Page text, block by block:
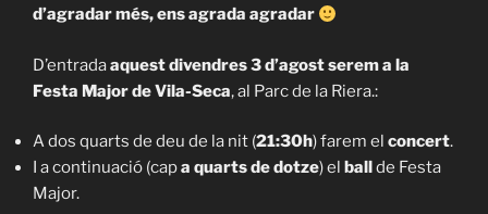
d’agradar més, ens agrada agradar
D’entradaaquest divendres 3 d’agost serem a la
Festa Major de Vila-Seca, al Parc de la Riera.:
A dos quarts de deu de la nit (21:30h) farem el concert.
I a continuació (capa quarts de dotze) el ballde Festa
Major.